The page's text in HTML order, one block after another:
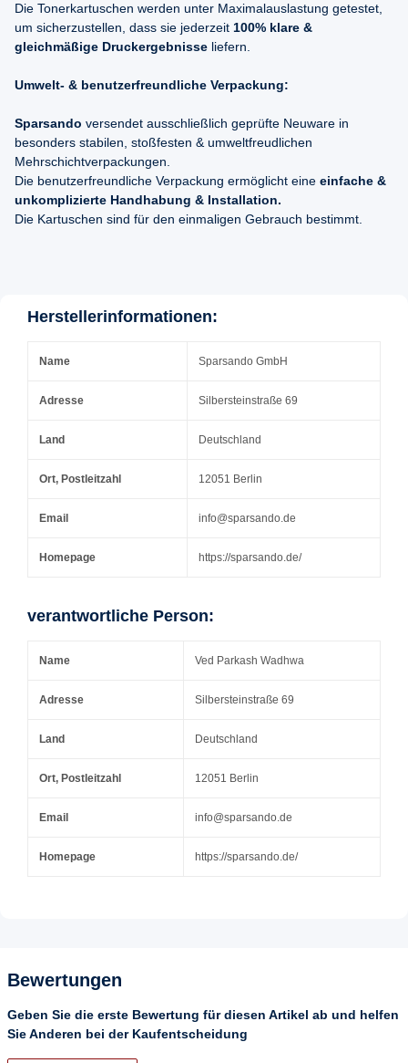
Die Tonerkartuschen werden unter Maximalauslastung getestet,
um sicherzustellen, dass sie jederzeit 100% klare &
gleichmäßige Druckergebnisse liefern.
Umwelt- & benutzerfreundliche Verpackung:
Sparsando versendet ausschließlich geprüfte Neuware in
besonders stabilen, stoßfesten & umweltfreudlichen
Mehrschichtverpackungen.
Die benutzerfreundliche Verpackung ermöglicht eine einfache &
unkomplizierte Handhabung & Installation.
Die Kartuschen sind für den einmaligen Gebrauch bestimmt.
Herstellerinformationen:
Name Sparsando GmbH
Adresse Silbersteinstraße 69
Land Deutschland
Ort, Postleitzahl 12051 Berlin
Email info@sparsando.de
Homepage https://sparsando.de/
verantwortliche Person:
Name Ved Parkash Wadhwa
Adresse Silbersteinstraße 69
Land Deutschland
Ort, Postleitzahl 12051 Berlin
Email info@sparsando.de
Homepage https://sparsando.de/
Bewertungen
Geben Sie die erste Bewertung für diesen Artikel ab und helfen
Sie Anderen bei der Kaufentscheidung